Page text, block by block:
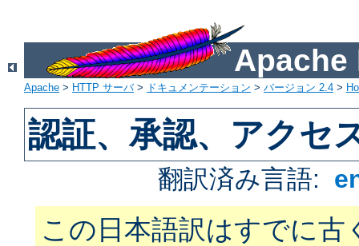
Apache
Apache > HTTP サーバ> ドキュメンテーション > バージョン 2.4 >
認証、承認、アクセ
翻訳済み言語:
この日本語訳はすでに古